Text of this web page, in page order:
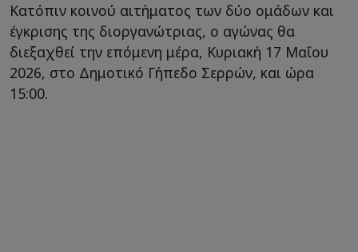
Κατόπιν κοινού αιτήματος των δύο ομάδων και
έγκρισης της διοργανώτριας, ο αγώνας θα
διεξαχθεί την επόμενη μέρα, Κυριακή 17 Μαΐου
2026, στο Δημοτικό Γήπεδο Σερρών, και ώρα
15:00.